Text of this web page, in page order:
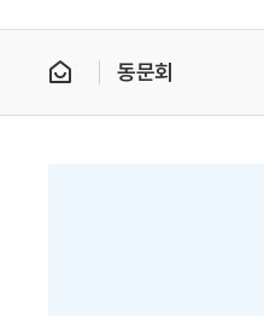
동문회